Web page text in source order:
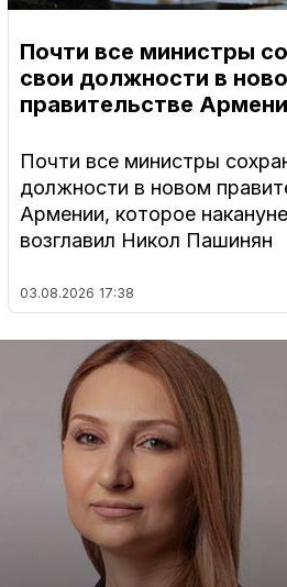
Почти все министры
свои должности в
правительстве
Почти все министры
должности в новом
Армении, которое
возглавил Никол Пашинян
03.08.2026 17:38